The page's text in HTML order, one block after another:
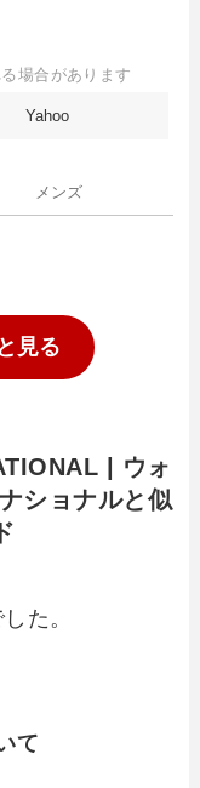
場合があります
Yahoo
メンズ
見る
| ウォ
ショナルと似
た。
て